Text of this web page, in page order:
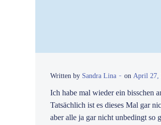
Written by Sandra Lina - on April 27,
Ich habe mal wieder ein bisschen
Tatsächlich ist es dieses Mal gar
aber alle ja gar nicht unbedingt so